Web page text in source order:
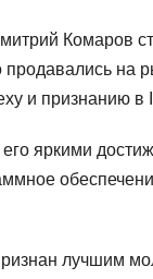
Комаров
на
и признанию в
яркими
лучшим